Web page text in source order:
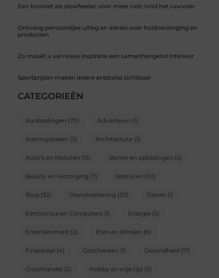
Een hooinet als slowfeeder voor meer rust rond het ruwvoer
Ontvang persoonlijke uitleg en advies over huidverzorging en
producten
Zo maakt u van losse inspiratie een samenhangend interieur
Sportprijzen maken iedere prestatie zichtbaar
CATEGORIEËN
Aanbiedingen (70) Adverteren (1)
Alarmsysteem (3) Architectuur (1)
Auto’s en Motoren (15) Banen en opleidingen (5)
Beauty en verzorging (7) Bedrijven (50)
Blog (32) Dienstverlening (30) Dieren (1)
Electronica en Computers(1) Energie(5)
Entertainment (2) Eten en drinken (6)
Financieel (4) Geschenken (1) Gezondheid (17)
Groothandel (2) Hobby en vrije tijd (5)